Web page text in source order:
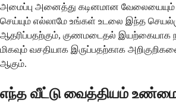
அமைப்பு அனைத்து கடினமான வேலையையும்
செய்யும் எல்லாமே உங்கள் உடலை இந்த
ஆதரிப்பதற்கும், குணமடைதல் இயற்கையாக
மிகவும் வசதியாக இருப்பதற்காக
ஆகும்.
எந்த வீட்டு வைத்தியம்